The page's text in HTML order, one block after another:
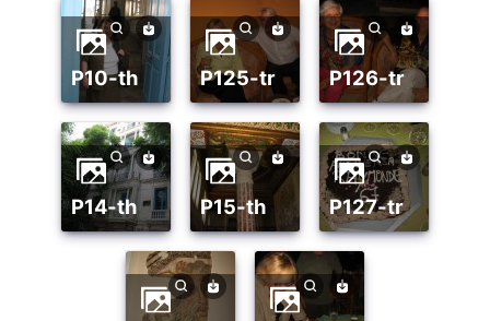
p10-th p125-tr p126-tr
p14-th p15-th p127-tr